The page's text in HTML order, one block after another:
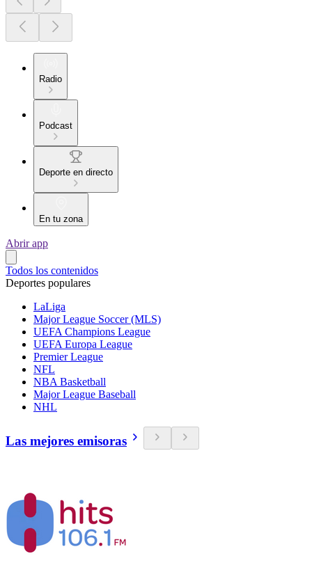
Radio
Podcast
Deporte en directo
En tu zona
Abrir app
Todos los contenidos
Deportes populares
LaLiga
Major League Soccer (MLS)
UEFA Champions League
UEFA Europa League
Premier League
NFL
NBA Basketball
Major League Baseball
NHL
Las mejores emisoras